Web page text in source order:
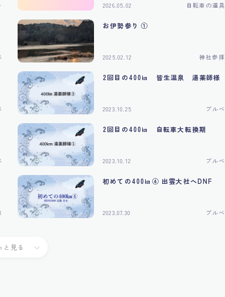
2026.05.02 自転車の道具
お伊勢参り ①
2025.02.12 神社参拝
2回目の400㎞ 皆生温泉 湯薬師様
2023.10.25 ブルべ
2回目の400㎞ 自転車大転換期
2023.10.12 ブルべ
初めての400㎞④ 出雲大社へDNF
2023.07.30 ブルべ
と見る